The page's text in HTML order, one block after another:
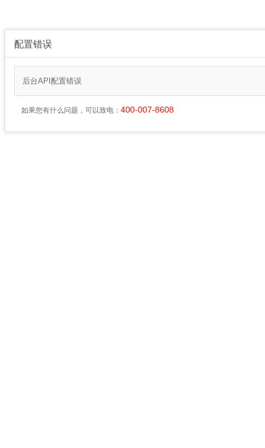
配置错误
后台API配置错误
如果您有什么问题，可以致电： 400-007-8608